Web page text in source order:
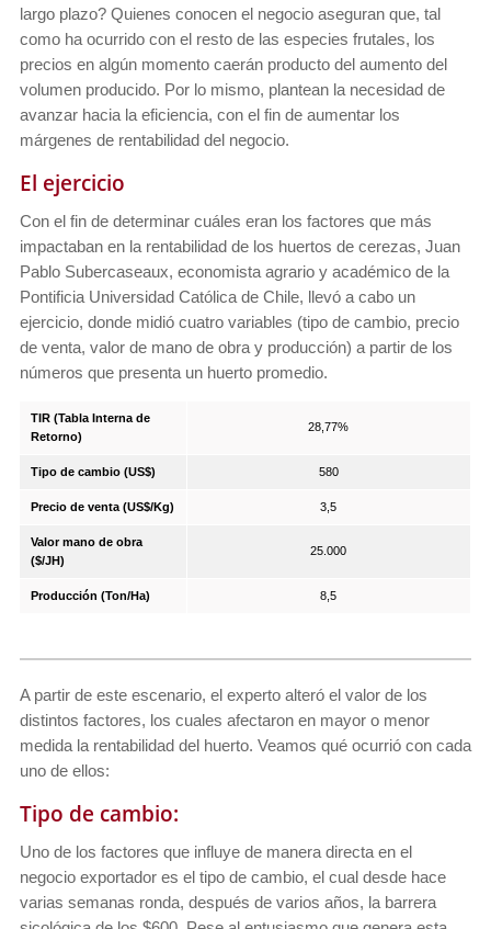
largo plazo? Quienes conocen el negocio aseguran que, tal
como ha ocurrido con el resto de las especies frutales, los
precios en algún momento caerán producto del aumento del
volumen producido. Por lo mismo, plantean la necesidad de
avanzar hacia la eficiencia, con el fin de aumentar los
márgenes de rentabilidad del negocio.
El ejercicio
Con el fin de determinar cuáles eran los factores que más
impactaban en la rentabilidad de los huertos de cerezas, Juan
Pablo Subercaseaux, economista agrario y académico de la
Pontificia Universidad Católica de Chile, llevó a cabo un
ejercicio, donde midió cuatro variables (tipo de cambio, precio
de venta, valor de mano de obra y producción) a partir de los
números que presenta un huerto promedio.
TIR (Tabla Interna de
Retorno)
28,77%
Tipo de cambio (US$) 580
Precio de venta (US$/Kg) 3,5
Valor mano de obra
($/JH)
25.000
Producción (Ton/Ha) 8,5
A partir de este escenario, el experto alteró el valor de los
distintos factores, los cuales afectaron en mayor o menor
medida la rentabilidad del huerto. Veamos qué ocurrió con cada
uno de ellos:
Tipo de cambio:
Uno de los factores que influye de manera directa en el
negocio exportador es el tipo de cambio, el cual desde hace
varias semanas ronda, después de varios años, la barrera